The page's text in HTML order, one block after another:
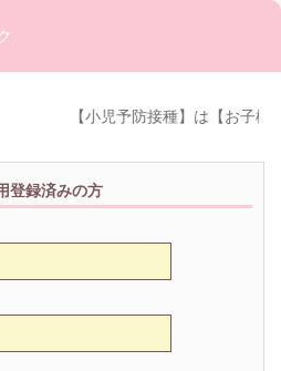
【小児予防接種】は【お子様
登録済みの方